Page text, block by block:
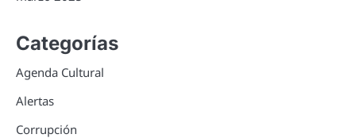
Categorías
Agenda Cultural
Alertas
Corrupción